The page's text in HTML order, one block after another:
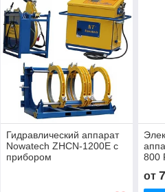
Гидравлический аппарат
Nowatech ZHCN-1200E с
прибором
800
от